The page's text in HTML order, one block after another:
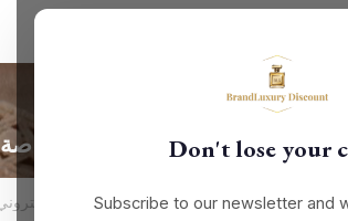
Don't lose your
Subscribe to our newsletter and
على أحدث الأخبار والعروض الخاصة